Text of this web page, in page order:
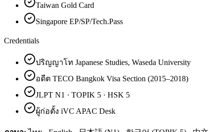
Taiwan Gold Card
Singapore EP/SP/Tech.Pass
Credentials
ปริญญาโท Japanese Studies, Waseda University
อดีต TECO Bangkok Visa Section (2015–2018)
JLPT N1 · TOPIK 5 · HSK 5
ผู้ก่อตั้ง iVC APAC Desk